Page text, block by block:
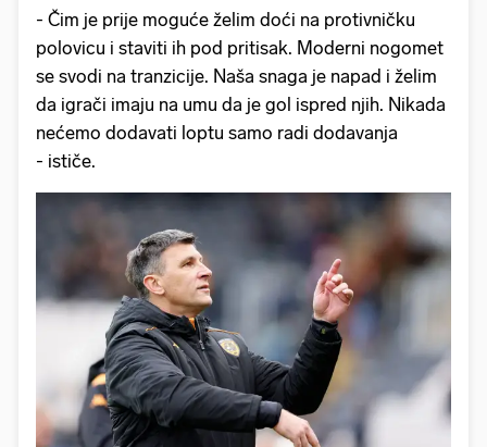
- Čim je prije moguće želim doći na protivničku
polovicu i staviti ih pod pritisak. Moderni nogomet
se svodi na tranzicije. Naša snaga je napad i želim
da igrači imaju na umu da je gol ispred njih. Nikada
nećemo dodavati loptu samo radi dodavanja
- ističe.